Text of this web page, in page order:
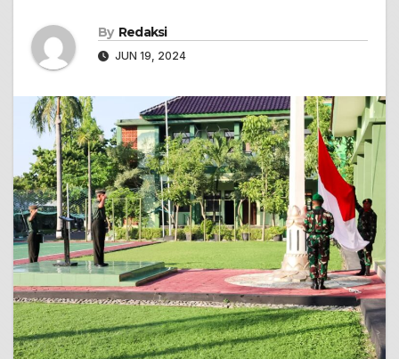
By Redaksi
JUN 19, 2024